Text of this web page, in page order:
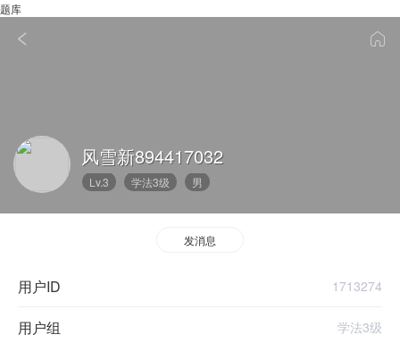
题库
风雪新894417032
Lv.3 学法3级 男
发消息
用户ID 1713274
用户组 学法3级